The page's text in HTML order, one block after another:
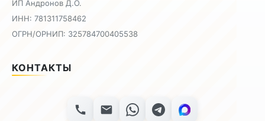
ИП Андронов Д.О.
ИНН: 781311758462
ОГРН/ОРНИП: 325784700405538
КОНТАКТЫ